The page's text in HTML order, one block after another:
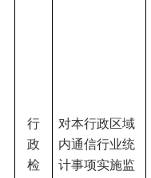
行
政
检
对本行政区域
内通信行业统
计事项实施监